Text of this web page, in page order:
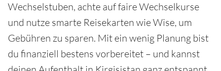
Wechselstuben, achte auf faire Wechselkurse
und nutze smarte Reisekarten wie Wise, um
Gebühren zu sparen. Mit ein wenig Planung bist
du finanziell bestens vorbereitet – und kannst